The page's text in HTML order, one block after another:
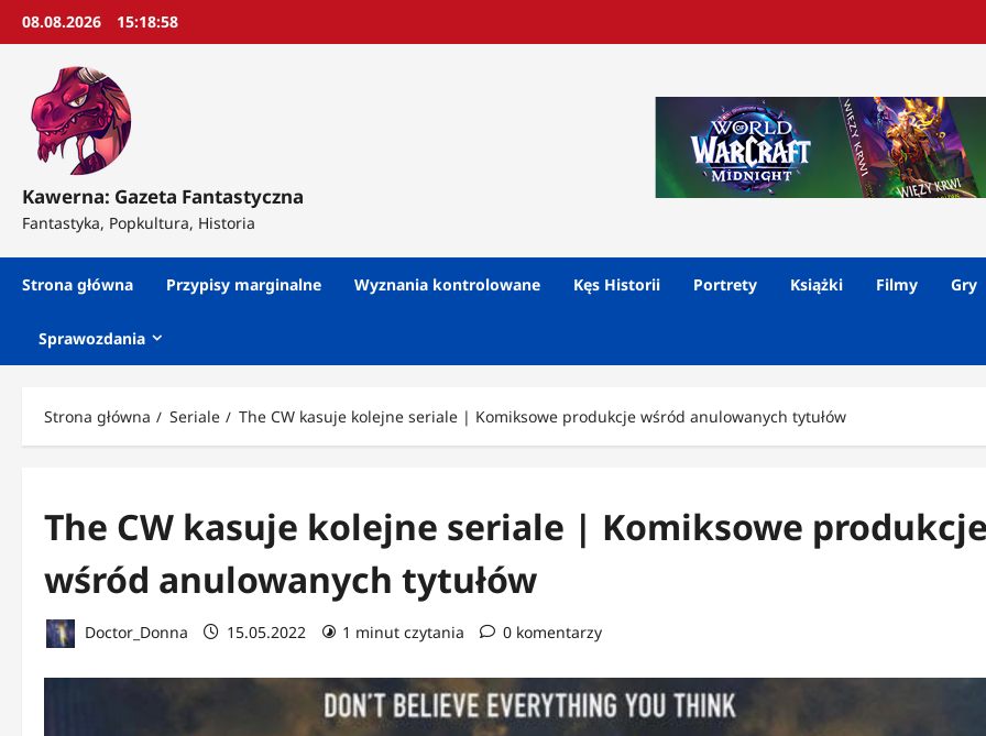
Przejdź
08.08.2026 15:19:00
Kawerna: Gazeta Fantastyczna
Fantastyka, Popkultura, Historia
Strona główna Przypisy marginalne Wyznania kontrolowane Kęs Historii Portrety Książki Filmy Gry
Sprawozdania
Strona główna Seriale The CW kasuje kolejne seriale | Komiksowe produkcje wśród anulowanych tytułów
The CW kasuje kolejne seriale | Komiksowe
wśród anulowanych tytułów
Doctor_Donna 15.05.2022 1 minut czytania 0 komentarzy